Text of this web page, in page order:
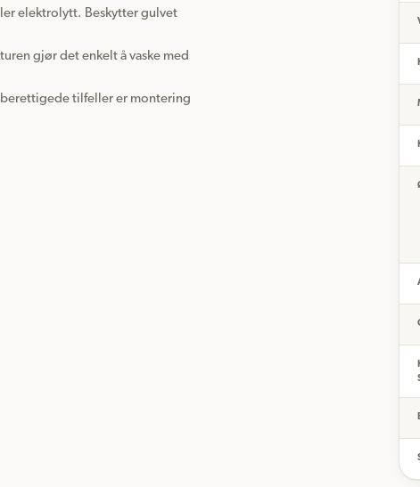
elektrolytt. Beskytter gulvet
gjør det enkelt å vaske med
tilfeller er montering